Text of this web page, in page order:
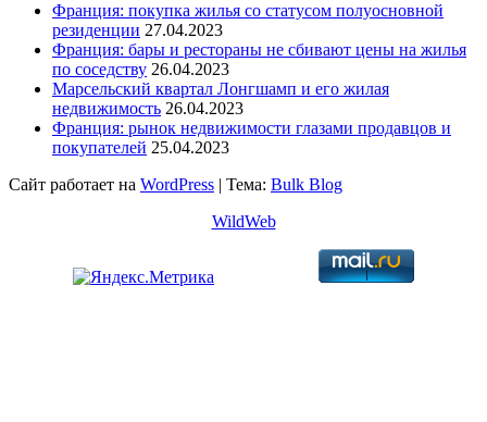
Франция: покупка жилья со статусом полуосновной
резиденции 27.04.2023
Франция: бары и рестораны не сбивают цены на жилья
по соседству 26.04.2023
Марсельский квартал Лонгшамп и его жилая
недвижимость 26.04.2023
Франция: рынок недвижимости глазами продавцов и
покупателей 25.04.2023
Сайт работает на WordPress | Тема: Bulk Blog
WildWeb